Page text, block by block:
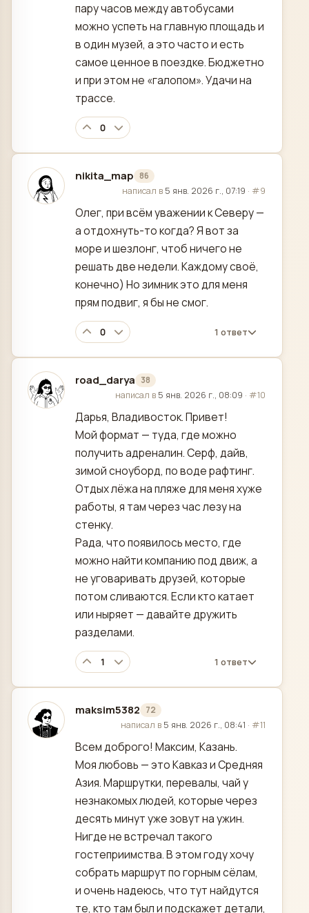
пару часов между автобусами
можно успеть на главную площадь и
в один музей, а это часто и есть
самое ценное в поездке. Бюджетно
и при этом не «галопом». Удачи на
трассе.
0
nikita_map 86
отредактировано
написал в 5 янв. 2026 г., 07:19 · #9
Олег, при всём уважении к Северу —
а отдохнуть-то когда? Я вот за
море и шезлонг, чтоб ничего не
решать две недели. Каждому своё,
конечно) Но зимник это для меня
прям подвиг, я бы не смог.
0 1 ответ
road_darya 38
отредактировано
написал в 5 янв. 2026 г., 08:09 · #10
Дарья, Владивосток. Привет!
Мой формат — туда, где можно
получить адреналин. Серф, дайв,
зимой сноуборд, по воде рафтинг.
Отдых лёжа на пляже для меня хуже
работы, я там через час лезу на
стенку.
Рада, что появилось место, где
можно найти компанию под движ, а
не уговаривать друзей, которые
потом сливаются. Если кто катает
или ныряет — давайте дружить
разделами.
1 1 ответ
maksim5382 72
отредактировано
написал в 5 янв. 2026 г., 08:41 · #11
Всем доброго! Максим, Казань.
Моя любовь — это Кавказ и Средняя
Азия. Маршрутки, перевалы, чай у
незнакомых людей, которые через
десять минут уже зовут на ужин.
Нигде не встречал такого
гостеприимства. В этом году хочу
собрать маршрут по горным сёлам,
и очень надеюсь, что тут найдутся
те, кто там был и подскажет детали,